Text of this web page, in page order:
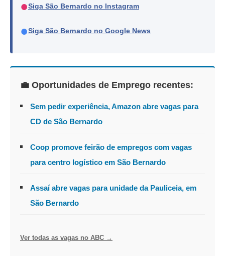
●Siga São Bernardo no Instagram
●Siga São Bernardo no Google News
💼 Oportunidades de Emprego recentes:
Sem pedir experiência, Amazon abre vagas para
CD de São Bernardo
Coop promove feirão de empregos com vagas
para centro logístico em São Bernardo
Assaí abre vagas para unidade da Pauliceia, em
São Bernardo
Ver todas as vagas no ABC →